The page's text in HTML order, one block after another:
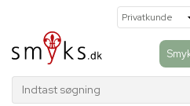
Indtast søgning